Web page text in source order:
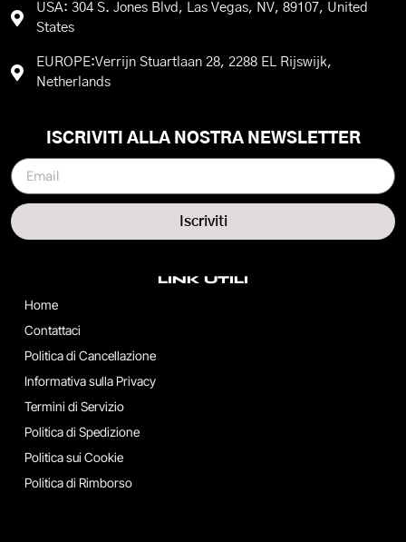
USA: 304 S. Jones Blvd, Las Vegas, NV, 89107, United
States
EUROPE:Verrijn Stuartlaan 28, 2288 EL Rijswijk,
Netherlands
LINK UTILI
Home
Contattaci
Politica di Cancellazione
Informativa sulla Privacy
Termini di Servizio
Politica di Spedizione
Politica sui Cookie
Politica di Rimborso
ISCRIVITI ALLA NOSTRA NEWSLETTER
Iscriviti